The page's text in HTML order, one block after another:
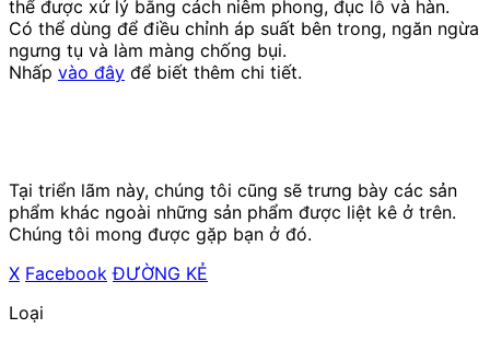
thể được xử lý bằng cách niêm phong, đục lỗ và hàn.
Có thể dùng để điều chỉnh áp suất bên trong, ngăn ngừa
ngưng tụ và làm màng chống bụi.
Nhấp vào đây để biết thêm chi tiết.
Tại triển lãm này, chúng tôi cũng sẽ trưng bày các sản
phẩm khác ngoài những sản phẩm được liệt kê ở trên.
Chúng tôi mong được gặp bạn ở đó.
X Facebook ​ ​ĐƯỜNG KẺ
Loại